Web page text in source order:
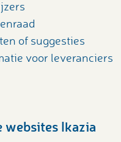
of suggesties
voor leveranciers
websites Ikazia